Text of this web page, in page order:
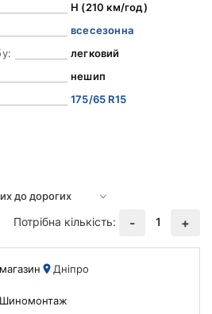
H (210 км/год)
всесезонна
легковий
нешип
175/65 R15
Потрібна кількість:
- 1 +
магазин Дніпро
Шиномонтаж